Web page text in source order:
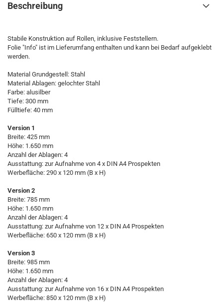
Beschreibung
Stabile Konstruktion auf Rollen, inklusive Feststellern.
Folie "Info" ist im Lieferumfang enthalten und kann bei Bedarf aufgeklebt
werden.
Material Grundgestell: Stahl
Material Ablagen: gelochter Stahl
Farbe: alusilber
Tiefe: 300 mm
Fülltiefe: 40 mm
Version 1
Breite: 425 mm
Höhe: 1.650 mm
Anzahl der Ablagen: 4
Ausstattung: zur Aufnahme von 4 x DIN A4 Prospekten
Werbefläche: 290 x 120 mm (B x H)
Version 2
Breite: 785 mm
Höhe: 1.650 mm
Anzahl der Ablagen: 4
Ausstattung: zur Aufnahme von 12 x DIN A4 Prospekten
Werbefläche: 650 x 120 mm (B x H)
Version 3
Breite: 985 mm
Höhe: 1.650 mm
Anzahl der Ablagen: 4
Ausstattung: zur Aufnahme von 16 x DIN A4 Prospekten
Werbefläche: 850 x 120 mm (B x H)